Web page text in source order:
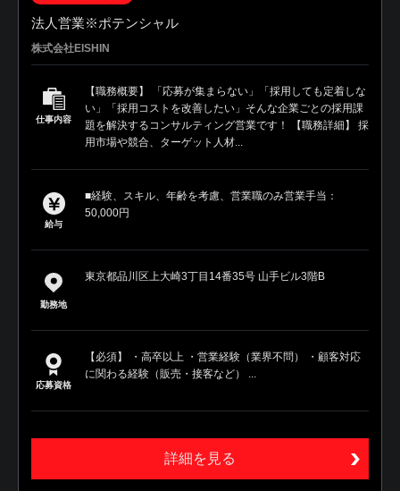
法人営業※ポテンシャル
株式会社EISHIN
仕事内容
【職務概要】 「応募が集まらない」「採用しても定着しな
い」「採用コストを改善したい」そんな企業ごとの採用課
題を解決するコンサルティング営業です！ 【職務詳細】 採
用市場や競合、ターゲット人材...
給与
■経験、スキル、年齢を考慮、営業職のみ営業手当：
50,000円
勤務地
東京都品川区上大崎3丁目14番35号 山手ビル3階B
応募資格
【必須】 ・高卒以上 ・営業経験（業界不問） ・顧客対応
に関わる経験（販売・接客など） ...
詳細を見る